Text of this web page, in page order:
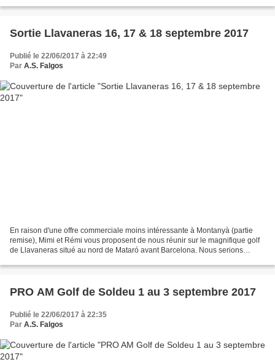
Sortie Llavaneras 16, 17 & 18 septembre 2017
Publié le 22/06/2017 à 22:49
Par A.S. Falgos
En raison d'une offre commerciale moins intéressante à Montanyà (partie
remise), Mimi et Rémi vous proposent de nous réunir sur le magnifique golf
de Llavaneras situé au nord de Mataró avant Barcelona. Nous serions
PRO AM Golf de Soldeu 1 au 3 septembre 2017
Publié le 22/06/2017 à 22:35
Par A.S. Falgos